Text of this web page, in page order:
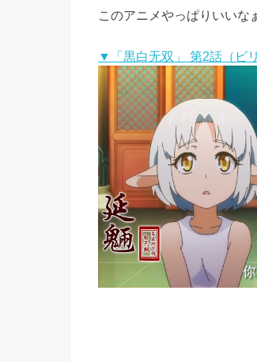
このアニメやっぱりいいな
▼「黒白无双」 第2話（ビ